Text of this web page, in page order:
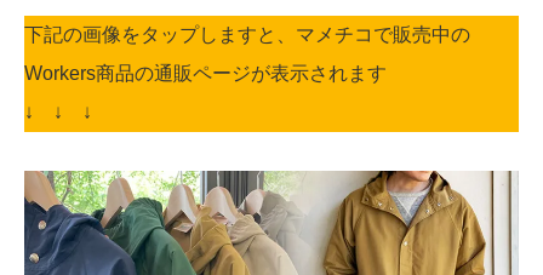
下記の画像をタップしますと、マメチコで販売中の
Workers商品の通販ページが表示されます
↓ ↓ ↓